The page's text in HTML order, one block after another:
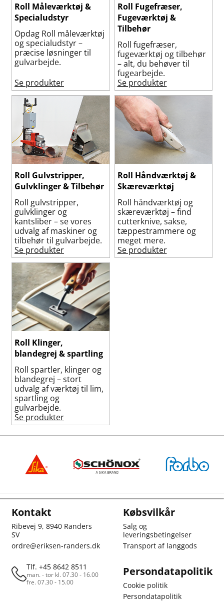
Roll Måleværktøj &
Specialudstyr
Opdag Roll måleværktøj
og specialudstyr –
præcise løsninger til
gulvarbejde.
Se produkter
Roll Fugefræser,
Fugeværktøj &
Tilbehør
Roll fugefræser,
fugeværktøj og tilbehør
– alt, du behøver til
fugearbejde.
Se produkter
Roll Gulvstripper,
Gulvklinger & Tilbehør
Roll gulvstripper,
gulvklinger og
kantsliber – se vores
udvalg af maskiner og
tilbehør til gulvarbejde.
Se produkter
Roll Håndværktøj &
Skæreværktøj
Roll håndværktøj og
skæreværktøj – find
cutterknive, sakse,
tæppestrammere og
meget mere.
Se produkter
Roll Klinger,
blandegrej & spartling
Roll spartler, klinger og
blandegrej – stort
udvalg af værktøj til lim,
spartling og
gulvarbejde.
Se produkter
Kontakt
Ribevej 9, 8940 Randers
SV
ordre@eriksen-randers.dk
Tlf. +45 8642 8511
man. - tor kl. 07.30 - 16.00
fre. 07.30 - 15.00
Købsvilkår
Salg og
leveringsbetingelser
Transport af langgods
Persondatapolitik
Cookie politik
Persondatapolitik